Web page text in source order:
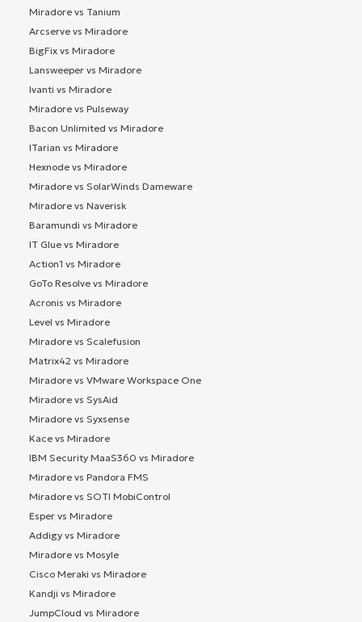
Miradore vs Tanium
Arcserve vs Miradore
BigFix vs Miradore
Lansweeper vs Miradore
Ivanti vs Miradore
Miradore vs Pulseway
Bacon Unlimited vs Miradore
ITarian vs Miradore
Hexnode vs Miradore
Miradore vs SolarWinds Dameware
Miradore vs Naverisk
Baramundi vs Miradore
IT Glue vs Miradore
Action1 vs Miradore
GoTo Resolve vs Miradore
Acronis vs Miradore
Level vs Miradore
Miradore vs Scalefusion
Matrix42 vs Miradore
Miradore vs VMware Workspace One
Miradore vs SysAid
Miradore vs Syxsense
Kace vs Miradore
IBM Security MaaS360 vs Miradore
Miradore vs Pandora FMS
Miradore vs SOTI MobiControl
Esper vs Miradore
Addigy vs Miradore
Miradore vs Mosyle
Cisco Meraki vs Miradore
Kandji vs Miradore
JumpCloud vs Miradore